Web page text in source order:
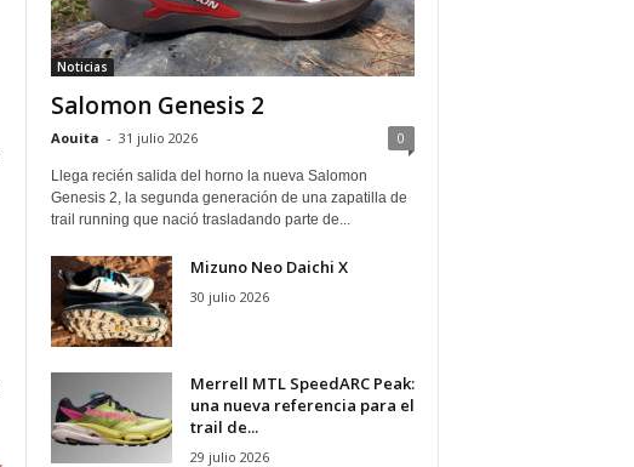
Noticias
Salomon Genesis 2
Aouita - 31 julio 2026 0
Llega recién salida del horno la nueva Salomon
Genesis 2, la segunda generación de una zapatilla de
trail running que nació trasladando parte de...
Mizuno Neo Daichi X
30 julio 2026
Merrell MTL SpeedARC Peak:
una nueva referencia para el
trail de...
29 julio 2026